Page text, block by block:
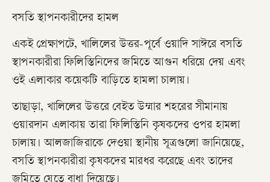
বসতি স্থাপনকারীদের হামল
একই প্রেক্ষাপটে, খালিলের উত্তর-পূর্বে ওয়াদি সাঈরে বসতি
স্থাপনকারীরা ফিলিস্তিনিদের জমিতে আগুন ধরিয়ে দেয় এবং
ওই এলাকার কয়েকটি বাড়িতে হামলা চালায়।
তাছাড়া, খালিলের উত্তরে বেইত উম্মার শহরের সীমানায়
ওয়ারদান এলাকায় তারা ফিলিস্তিনি কৃষকদের ওপর হামলা
চালায়। আলজাজিরাকে দেওয়া স্থানীয় সূত্রগুলো জানিয়েছে,
বসতি স্থাপনকারীরা কৃষকদের মারধর করেছে এবং তাদের